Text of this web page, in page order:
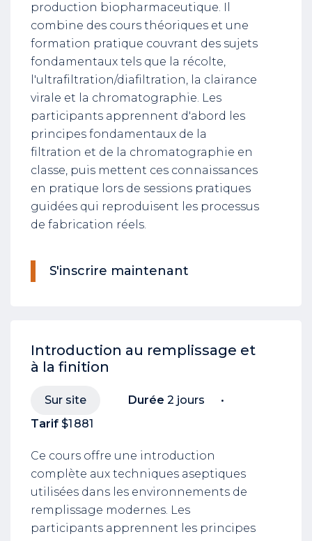
production biopharmaceutique. Il
combine des cours théoriques et une
formation pratique couvrant des sujets
fondamentaux tels que la récolte,
l'ultrafiltration/diafiltration, la clairance
virale et la chromatographie. Les
participants apprennent d'abord les
principes fondamentaux de la
filtration et de la chromatographie en
classe, puis mettent ces connaissances
en pratique lors de sessions pratiques
guidées qui reproduisent les processus
de fabrication réels.
S'inscrire maintenant
Introduction au remplissage et
à la finition
Sur site Durée 2 jours
Tarif $1 881
Ce cours offre une introduction
complète aux techniques aseptiques
utilisées dans les environnements de
remplissage modernes. Les
participants apprennent les principes